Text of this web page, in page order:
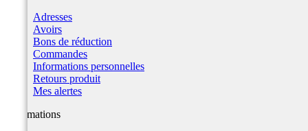
Adresses
Avoirs
Bons de réduction
Commandes
Informations personnelles
Retours produit
Mes alertes
Informations